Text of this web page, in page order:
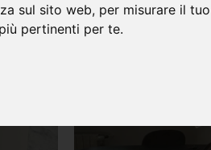
sul sito web, per misurare il
pertinenti per te.